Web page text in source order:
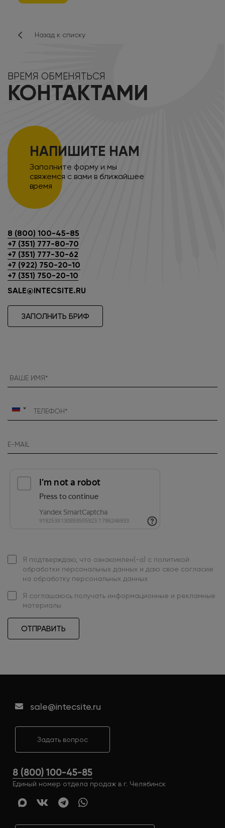
Назад к списку
ВРЕМЯ ОБМЕНЯТЬСЯ
КОНТАКТАМИ
НАПИШИТЕ НАМ
Заполните форму и мы
свяжемся с вами в ближайшее
время
8 (800) 100-45-85
+7 (351) 777-80-70
+7 (351) 777-30-62
+7 (922) 750-20-10
+7 (351) 750-20-10
SALE@INTECSITE.RU
ЗАПОЛНИТЬ БРИФ
Россия
Я подтверждаю, что ознакомлен(-а) с политикой
обработки персональных данных и даю свое согласие
на обработку персональных данных
Я соглашаюсь получать информационные и рекламные
материалы
ОТПРАВИТЬ
sale@intecsite.ru
Задать вопрос
8 (800) 100-45-85
Единый номер отдела продаж в г. Челябинск